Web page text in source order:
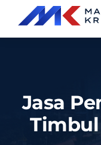
content
Services
Jasa